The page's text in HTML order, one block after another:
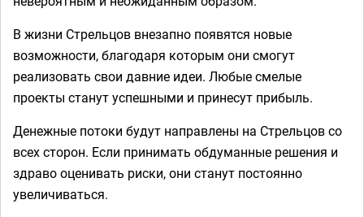
В жизни Стрельцов внезапно появятся новые
возможности, благодаря которым они смогут
реализовать свои давние идеи. Любые смелые
проекты станут успешными и принесут прибыль.
Денежные потоки будут направлены на Стрельцов со
всех сторон. Если принимать обдуманные решения и
здраво оценивать риски, они станут постоянно
увеличиваться.